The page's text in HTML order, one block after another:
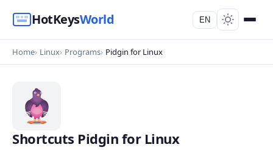
HotKeysWorld EN
Home Linux Programs Pidgin for Linux
Shortcuts Pidgin for Linux